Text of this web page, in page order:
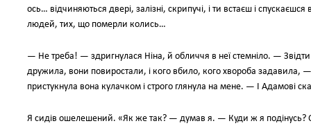
ось… відчиняються двері, залізні, скрипучі, і ти встаєш і
людей, тих, що померли колись…
— Не треба! — здригнулася Ніна, й обличчя в неї стемніло. —
дружила, вони повиростали, і кого вбило, кого хвороба задавила,
пристукнула вона кулачком і строго глянула на мене. — І Адамові
Я сидів ошелешений. «Як же так? — думав я. — Куди ж я подінусь?